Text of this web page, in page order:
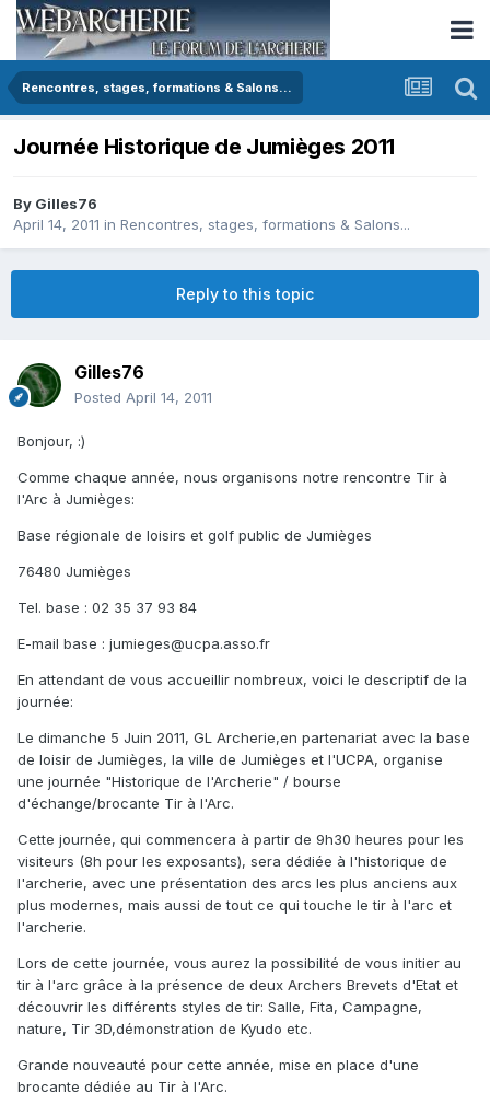
Rencontres, stages, formations & Salons...
Journée Historique de Jumièges 2011
By Gilles76
April 14, 2011 in Rencontres, stages, formations & Salons...
Reply to this topic
Gilles76
Posted April 14, 2011
Bonjour, :)
Comme chaque année, nous organisons notre rencontre Tir à
l'Arc à Jumièges:
Base régionale de loisirs et golf public de Jumièges
76480 Jumièges
Tel. base : 02 35 37 93 84
E-mail base : jumieges@ucpa.asso.fr
En attendant de vous accueillir nombreux, voici le descriptif de la
journée:
Le dimanche 5 Juin 2011, GL Archerie,en partenariat avec la base
de loisir de Jumièges, la ville de Jumièges et l'UCPA, organise
une journée "Historique de l'Archerie" / bourse
d'échange/brocante Tir à l'Arc.
Cette journée, qui commencera à partir de 9h30 heures pour les
visiteurs (8h pour les exposants), sera dédiée à l'historique de
l'archerie, avec une présentation des arcs les plus anciens aux
plus modernes, mais aussi de tout ce qui touche le tir à l'arc et
l'archerie.
Lors de cette journée, vous aurez la possibilité de vous initier au
tir à l'arc grâce à la présence de deux Archers Brevets d'Etat et
découvrir les différents styles de tir: Salle, Fita, Campagne,
nature, Tir 3D,démonstration de Kyudo etc.
Grande nouveauté pour cette année, mise en place d'une
brocante dédiée au Tir à l'Arc.